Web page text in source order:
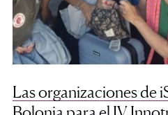
Las organizaciones de